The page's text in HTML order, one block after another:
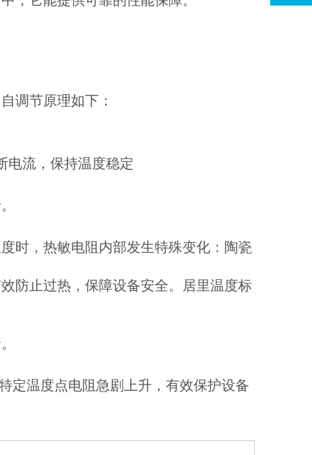
调节原理如下：
电流，保持温度稳定
时，热敏电阻内部发生特殊变化：陶瓷
防止过热，保障设备安全。居里温度标
定温度点电阻急剧上升，有效保护设备